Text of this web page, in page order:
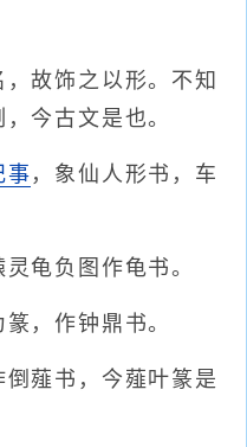
故饰之以形。不知
今古文是也。
事 ，象仙人形书，车
龟负图作龟书。
，作钟鼎书。
薤书，今薤叶篆是